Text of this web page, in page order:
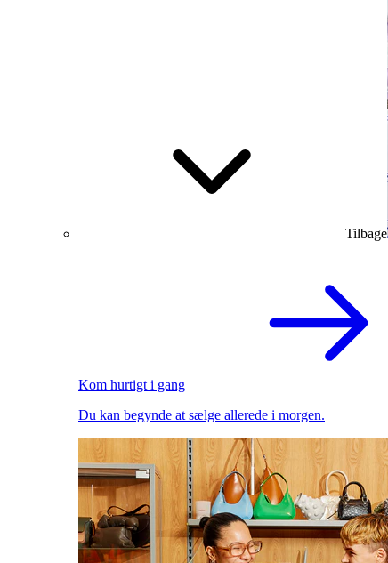
Tilbage
Kom hurtigt i gang
Du kan begynde at sælge allerede i morgen.